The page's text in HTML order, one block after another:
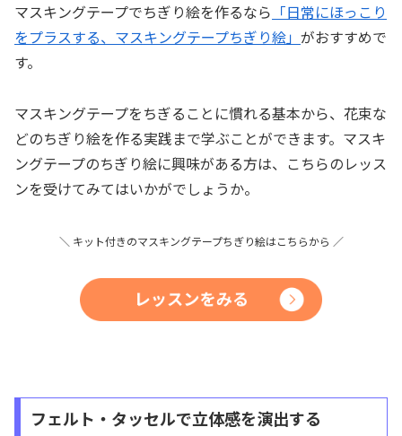
マスキングテープでちぎり絵を作るなら 「日常にほっこり
をプラスする、マスキングテープちぎり絵」 がおすすめで
す。
マスキングテープをちぎることに慣れる基本から、花束な
どのちぎり絵を作る実践まで学ぶことができます。マスキ
ングテープのちぎり絵に興味がある方は、こちらのレッス
ンを受けてみてはいかがでしょうか。
＼ キット付きのマスキングテープちぎり絵はこちらから ／
フェルト・タッセルで立体感を演出する